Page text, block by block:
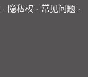
· 隐私权 · 常见问题 ·